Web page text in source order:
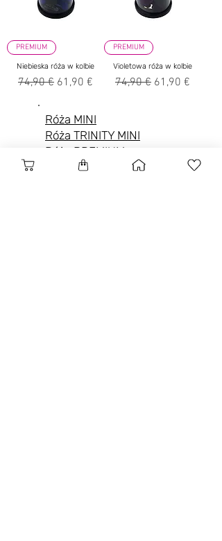
PREMIUM
Niebieska róża w kolbie
Regularna cena
74,90 € Cena rabatowa
61,90 €
PREMIUM
Violetowa róża w kolbie
Regularna cena
74,90 € Cena rabatowa
61,90 €
Róża MINI
Róża TRINITY MINI
Róża
PREMIUM
KING